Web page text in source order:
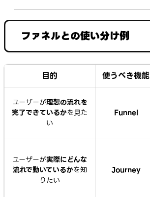
ファネルとの使い分け例
目的 使うべき機能
ユーザーが理想の流れを
完了できているかを見た
い
Funnel
ユーザーが実際にどんな
流れで動いているかを知
りたい
Journey